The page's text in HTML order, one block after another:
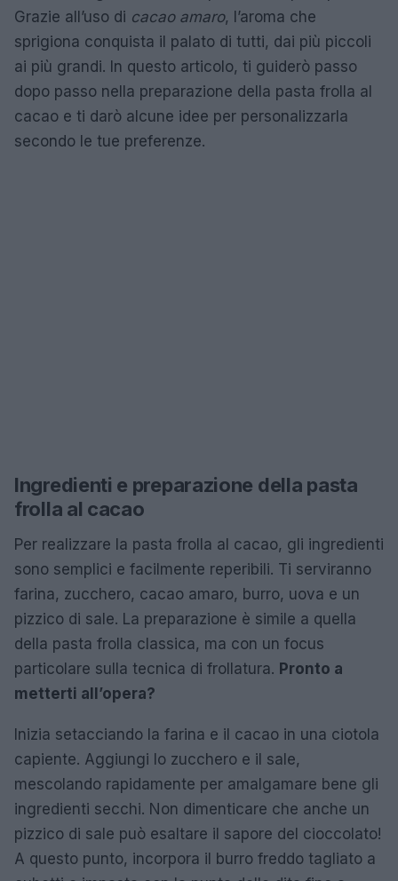
Grazie all’uso di cacao amaro, l’aroma che
sprigiona conquista il palato di tutti, dai più piccoli
ai più grandi. In questo articolo, ti guiderò passo
dopo passo nella preparazione della pasta frolla al
cacao e ti darò alcune idee per personalizzarla
secondo le tue preferenze.
Ingredienti e preparazione della pasta
frolla al cacao
Per realizzare la pasta frolla al cacao, gli ingredienti
sono semplici e facilmente reperibili. Ti serviranno
farina, zucchero, cacao amaro, burro, uova e un
pizzico di sale. La preparazione è simile a quella
della pasta frolla classica, ma con un focus
particolare sulla tecnica di frollatura. Pronto a
metterti all’opera?
Inizia setacciando la farina e il cacao in una ciotola
capiente. Aggiungi lo zucchero e il sale,
mescolando rapidamente per amalgamare bene gli
ingredienti secchi. Non dimenticare che anche un
pizzico di sale può esaltare il sapore del cioccolato!
A questo punto, incorpora il burro freddo tagliato a